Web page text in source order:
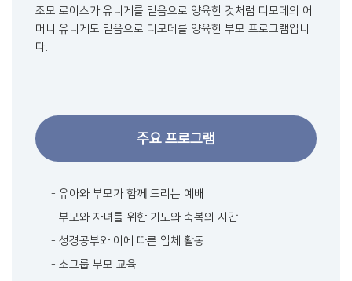
조모 로이스가 유니게를 믿음으로 양육한 것처럼 디모데의 어
머니 유니게도 믿음으로 디모데를 양육한 부모 프로그램입니
다.
주요 프로그램
유아와 부모가 함께 드리는 예배
부모와 자녀를 위한 기도와 축복의 시간
성경공부와 이에 따른 입체 활동
소그룹 부모 교육